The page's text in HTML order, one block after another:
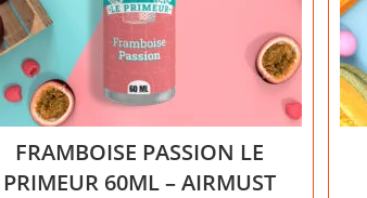
FRAMBOISE PASSION LE
PRIMEUR 60ML – AIRMUST